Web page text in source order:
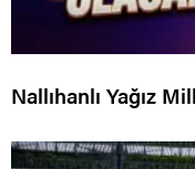
Nallıhanlı Yağız